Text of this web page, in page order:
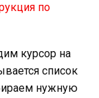
по
курсор на
список
нужную